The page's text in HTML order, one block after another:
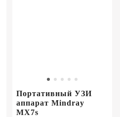
Портативный УЗИ
аппарат Mindray
MX7s